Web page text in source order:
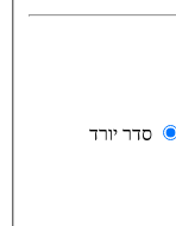
סדר יורד